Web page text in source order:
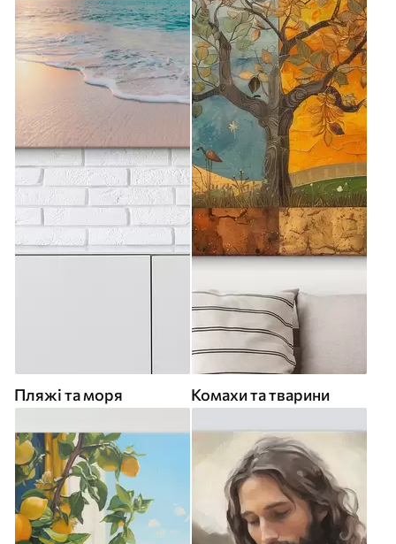
Пляжі та моря Комахи та тварини